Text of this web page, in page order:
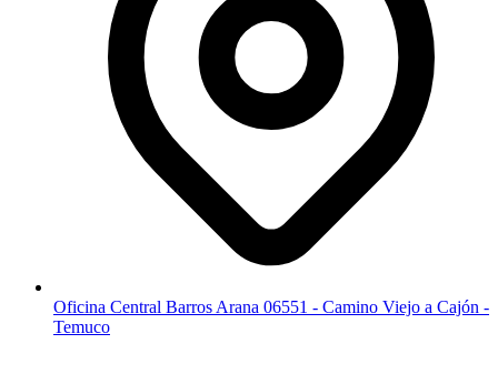
Oficina Central Barros Arana 06551 - Camino Viejo a Cajón -
Temuco